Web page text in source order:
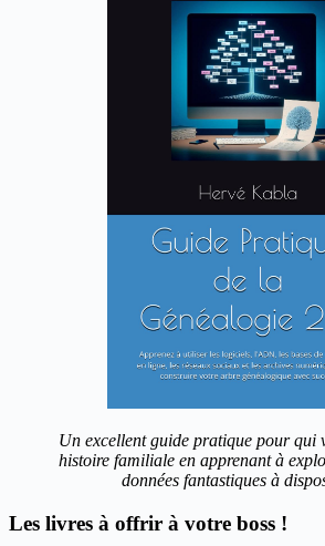
Un excellent guide pratique pour qui
histoire familiale en apprenant à
données fantastiques à
Les livres à offrir à votre boss !